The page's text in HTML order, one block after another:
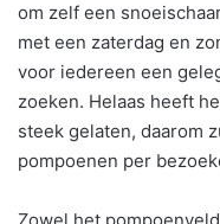
om zelf een
met een zaterdag en
voor iedereen een
zoeken. Helaas heeft
steek gelaten, daarom
pompoenen per